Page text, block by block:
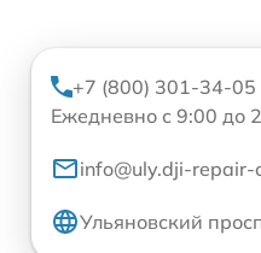
+7 (800) 301-34-05
Ежедневно с 9:00 до
info@uly.dji-repair-
Ульяновский